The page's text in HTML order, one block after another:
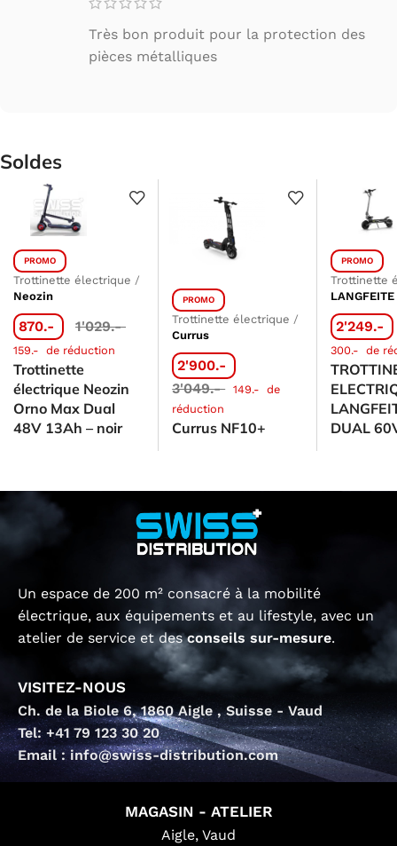
Très bon produit pour la protection des
pièces métalliques
Soldes
PROMO
Trottinette électrique /
Neozin
870.- 1'029.-
159.- de réduction
Trottinette
électrique Neozin
Orno Max Dual
48V 13Ah – noir
PROMO
Trottinette électrique /
Currus
2'900.-
3'049.- 149.- de
réduction
Currus NF10+
PROMO
Trottinette
LANGFEITE
2'249.-
300.- de
DUAL
Un espace de 200 m² consacré à la mobilité
électrique, aux équipements et au lifestyle, avec un
atelier de service et desconseils sur-mesure.
VISITEZ-NOUS
Ch. de la Biole 6, 1860 Aigle , Suisse - Vaud
Tel: +41 79 123 30 20
Email : info@swiss-distribution.com
MAGASIN - ATELIER
Aigle, Vaud